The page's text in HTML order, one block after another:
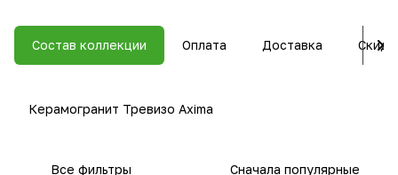
Состав коллекции Оплата Доставка
Керамогранит Тревизо Axima
Все фильтры Сначала популярные